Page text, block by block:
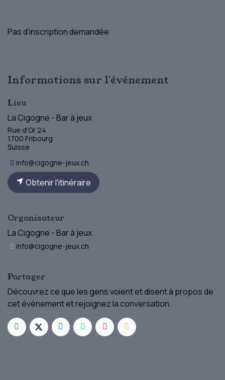
Pas d'inscription demandée
Informations sur l'événement
Lieu
La Cigogne - Bar à jeux
Rue d'Or 24
1700 Fribourg
Suisse
info@cigogne-jeux.ch
Obtenir l'itinéraire
Organisateur
La Cigogne - Bar à jeux
info@cigogne-jeux.ch
Partager
Découvrez ce que les gens voient et disent à propos de
cet événement et rejoignez la conversation.